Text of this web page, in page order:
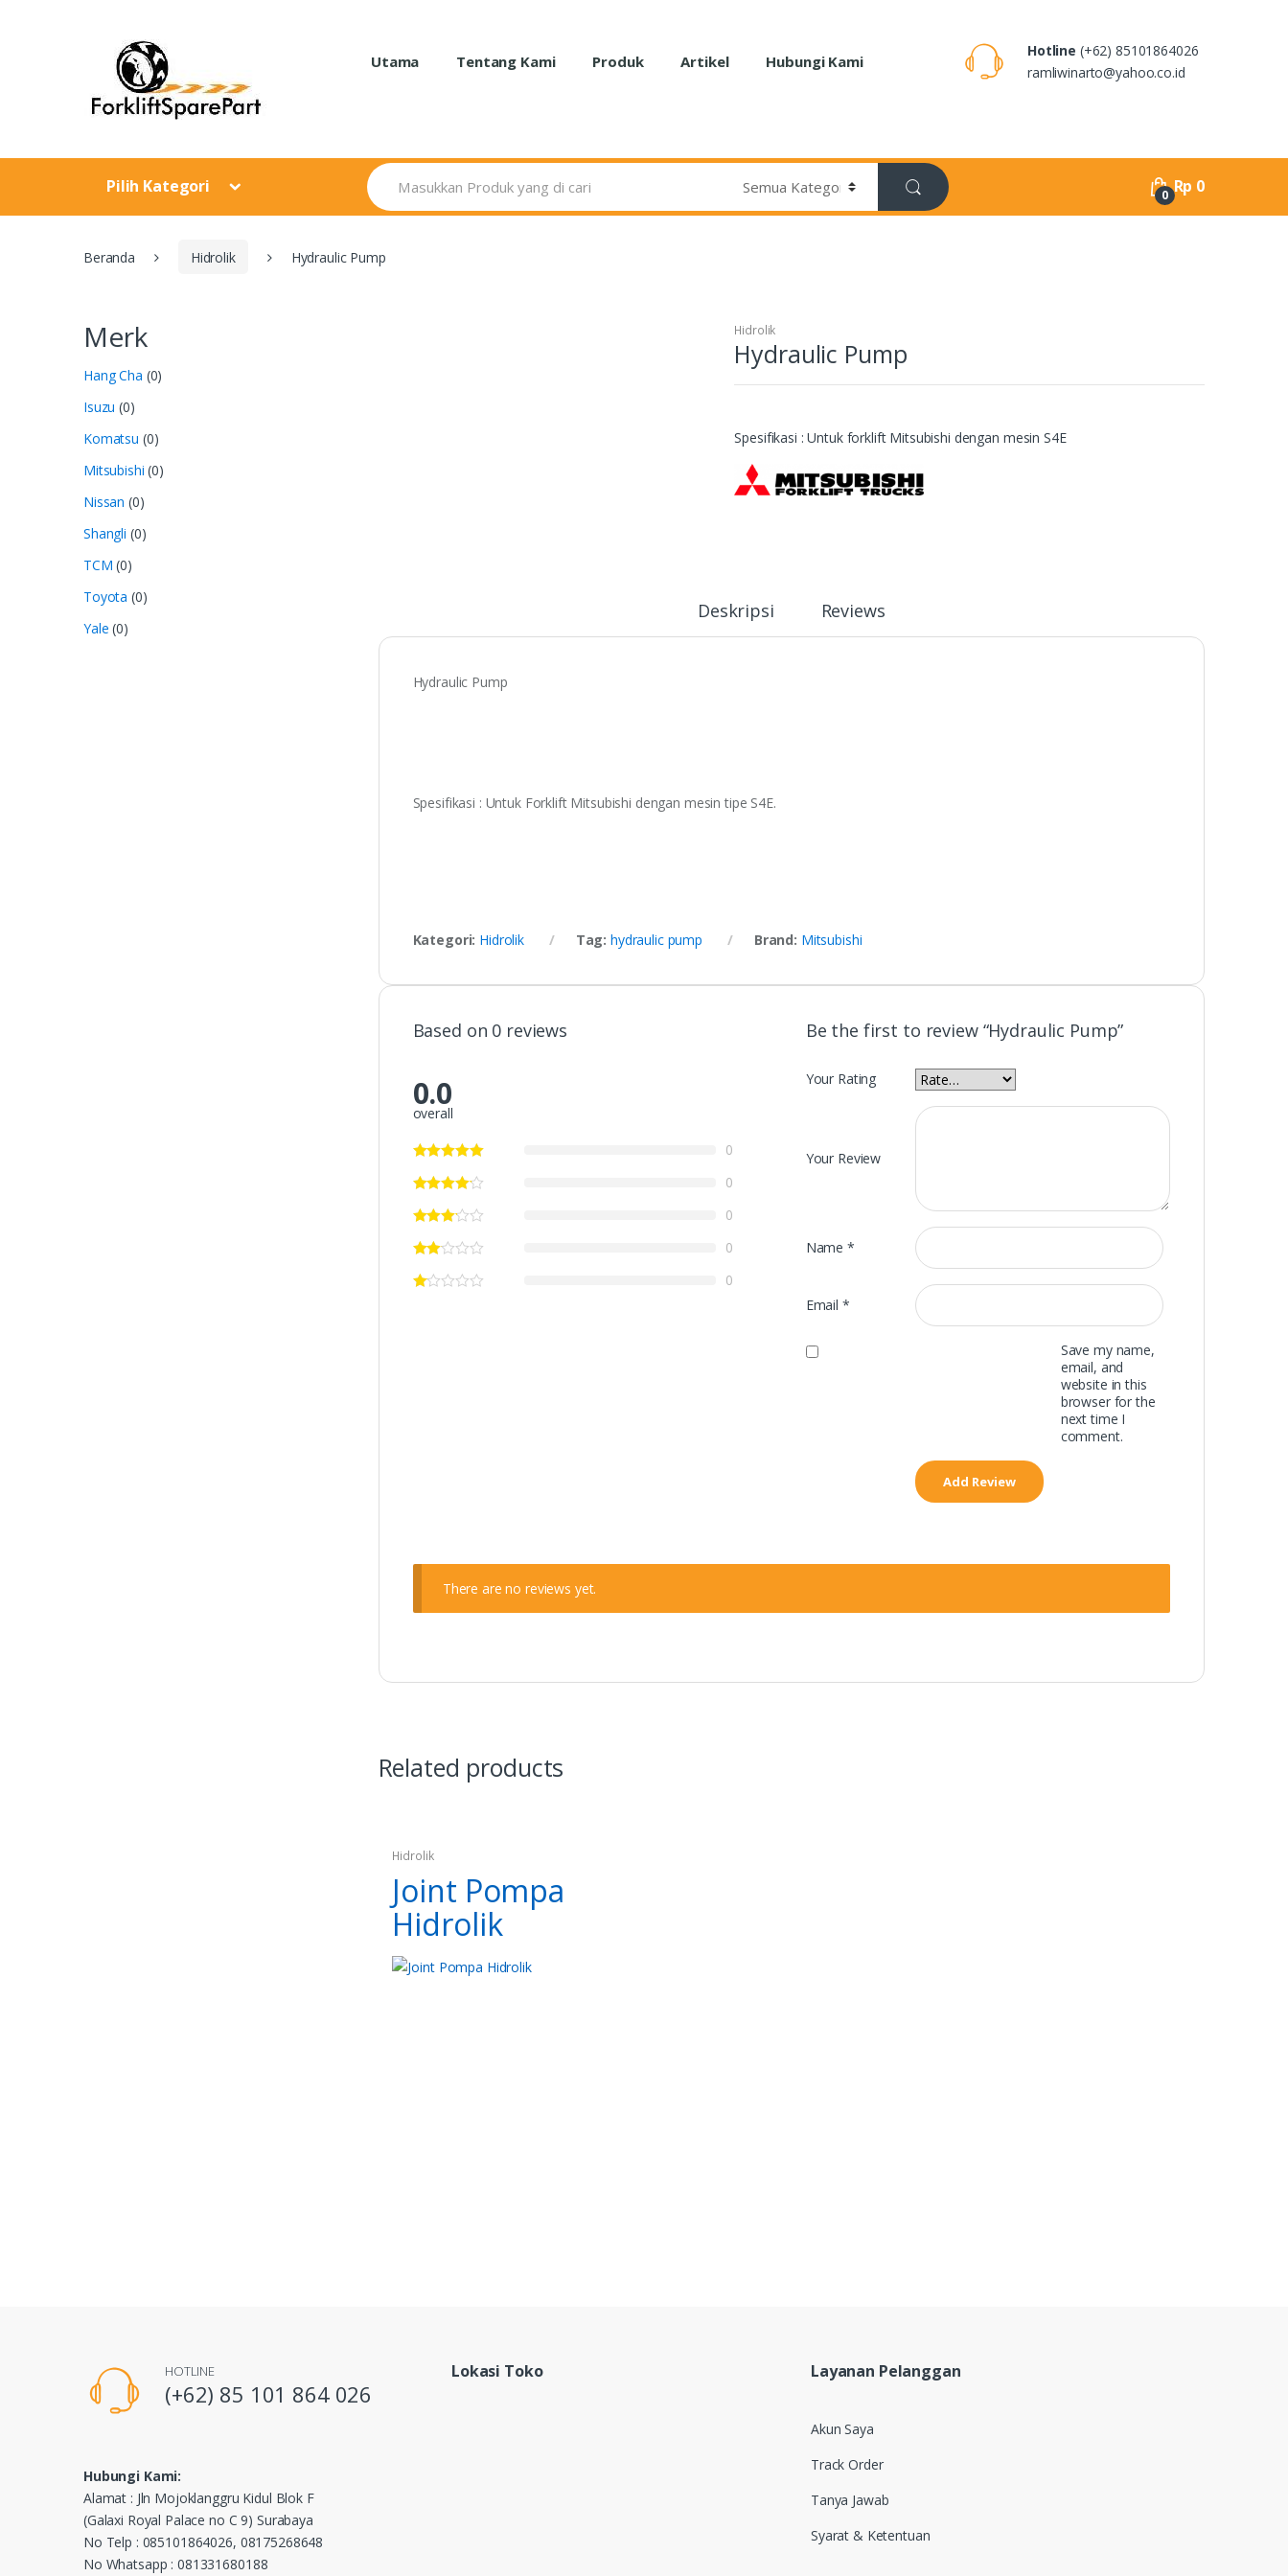
Utama Tentang Kami Produk Artikel Hubungi Kami
Hotline (+62) 85101864026
ramliwinarto@yahoo.co.id
Pilih Kategori
Search
for:
0 Rp 0
Beranda Hidrolik Hydraulic Pump
Hidrolik
Hydraulic Pump
Spesifikasi : Untuk forklift Mitsubishi dengan mesin S4E
Deskripsi Reviews
Hydraulic Pump
Spesifikasi : Untuk Forklift Mitsubishi dengan mesin tipe S4E.
Kategori: Hidrolik Tag:hydraulic pump Brand: Mitsubishi
Based on 0 reviews
0.0
overall
0
0
0
0
0
Be the first to review “Hydraulic Pump”
Your Rating
Your Review
Name*
Email *
Save my name,
email, and
website in this
browser for the
next time I
comment.
There are no reviews yet.
Related products
Hidrolik
Joint Pompa
Hidrolik
Merk
Hang Cha (0)
Isuzu (0)
Komatsu (0)
Mitsubishi (0)
Nissan (0)
Shangli (0)
TCM (0)
Toyota (0)
Yale (0)
Lokasi Toko Layanan Pelanggan
Akun Saya
Track Order
Tanya Jawab
Syarat & Ketentuan
HOTLINE
(+62) 85 101 864 026
Hubungi Kami:
Alamat : Jln Mojoklanggru Kidul Blok F
(Galaxi Royal Palace no C 9) Surabaya
No Telp : 085101864026, 08175268648
No Whatsapp : 081331680188